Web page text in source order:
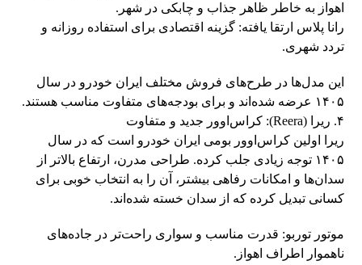
اهواز به خاطر ظاهر جذاب و چابکی در شهر.
رانا پلاس ارتقا یافته: گزینه اقتصادی برای استفاده روزانه و
تردد شهری.
این مدل‌ها در طرح‌های فروش مختلف ایران خودرو در سال
۱۴۰۵ عرضه شده‌اند و برای بودجه‌های متفاوت مناسب هستند.
۴. ریرا (Reera): کراس‌اوور جدید و متفاوت
ریرا اولین کراس‌اوور بومی ایران خودرو است که در سال
۱۴۰۵ توجه زیادی جلب کرده. طراحی مدرن، ارتفاع بالاتر از
سدان‌ها و امکانات رفاهی بیشتر، آن را به انتخاب خوبی برای
کسانی تبدیل کرده که از سدان خسته شده‌اند.
موتور توربو: قدرت مناسب و سواری راحت‌تر در جاده‌های
ناهموار اطراف اهواز.